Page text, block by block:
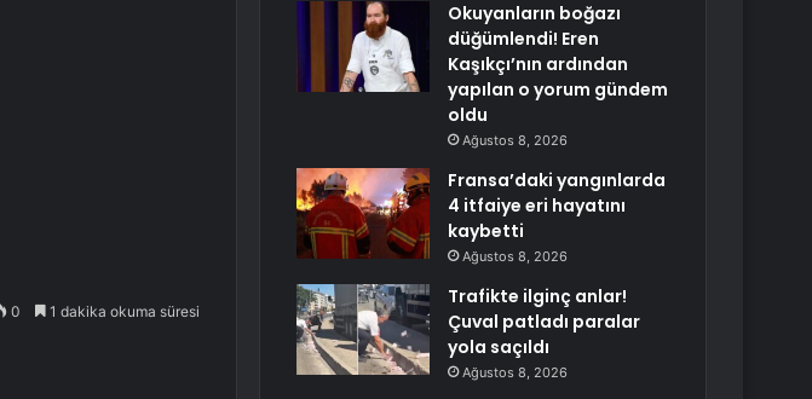
0 1 dakika okuma süresi
Okuyanların boğazı
düğümlendi! Eren
Kaşıkçı’nın ardından
yapılan o yorum gündem
oldu
Ağustos 8, 2026
Fransa’daki yangınlarda
4 itfaiye eri hayatını
kaybetti
Ağustos 8, 2026
Trafikte ilginç anlar!
Çuval patladı paralar
yola saçıldı
Ağustos 8, 2026